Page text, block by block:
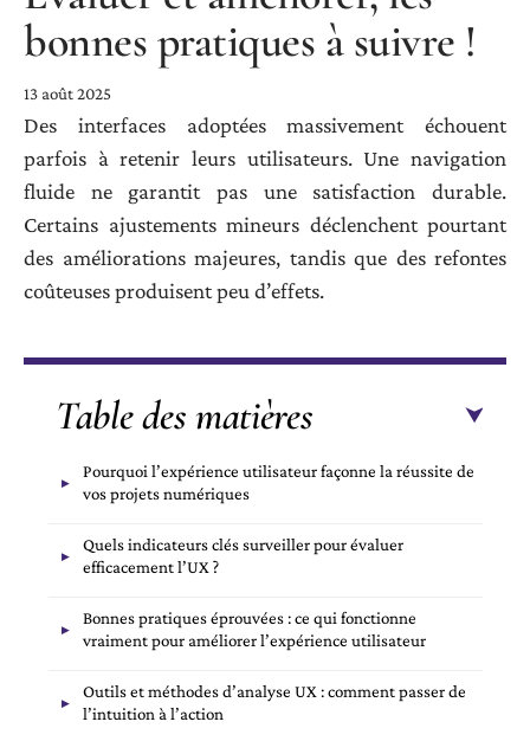
bonnes pratiques à suivre !
13 août 2025
Des interfaces adoptées massivement échouent
parfois à retenir leurs utilisateurs. Une navigation
fluide ne garantit pas une satisfaction durable.
Certains ajustements mineurs déclenchent pourtant
des améliorations majeures, tandis que des refontes
coûteuses produisent peu d’effets.
Table des matières
Pourquoi l’expérience utilisateur façonne la réussite de
vos projets numériques
Quels indicateurs clés surveiller pour évaluer
efficacement l’UX ?
Bonnes pratiques éprouvées : ce qui fonctionne
vraiment pour améliorer l’expérience utilisateur
Outils et méthodes d’analyse UX : comment passer de
l’intuition à l’action